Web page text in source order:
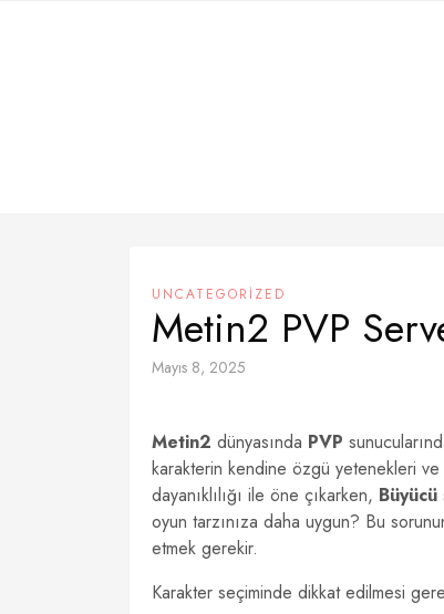
UNCATEGORIZED
Metin2 PVP
Mayıs 8, 2025
Metin2 dünyasında PVP
karakterin kendine özgü yetenekleri ve
dayanıklılığı ile öne çıkarken, Büyücü
oyun tarzınıza daha uygun? Bu
etmek gerekir.
Karakter seçiminde dikkat edilmesi